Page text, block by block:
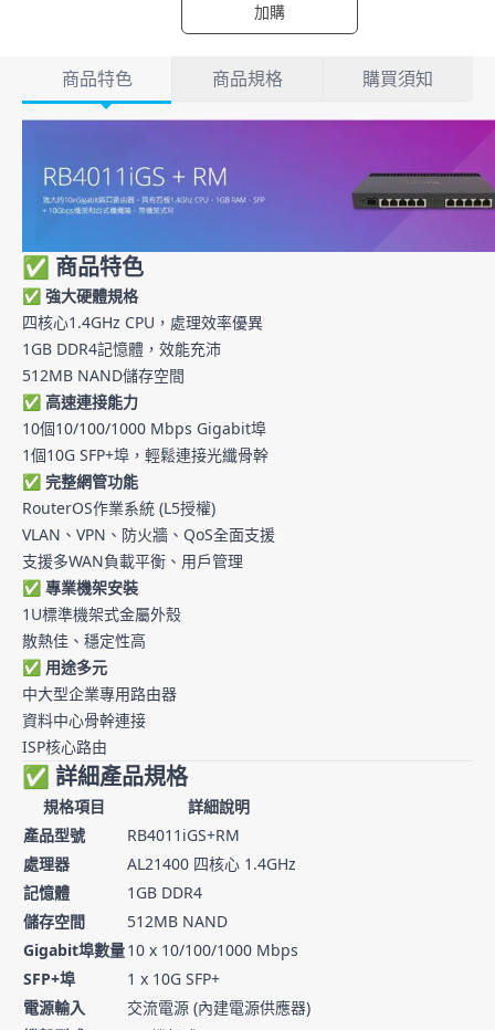
加購
產品詳情商品特色 商品規格 購買須知
✅ 商品特色
✅ 強大硬體規格
四核心1.4GHz CPU，處理效率優異
1GB DDR4記憶體，效能充沛
512MB NAND儲存空間
✅ 高速連接能力
10個10/100/1000 Mbps Gigabit埠
1個10G SFP+埠，輕鬆連接光纖骨幹
✅ 完整網管功能
RouterOS作業系統 (L5授權)
VLAN、VPN、防火牆、QoS全面支援
支援多WAN負載平衡、用戶管理
✅ 專業機架安裝
1U標準機架式金屬外殼
散熱佳、穩定性高
✅ 用途多元
中大型企業專用路由器
資料中心骨幹連接
ISP核心路由
✅ 詳細產品規格
規格項目
詳細說明
產品型號
RB4011iGS+RM
處理器
AL21400 四核心 1.4GHz
記憶體
1GB DDR4
儲存空間
512MB NAND
Gigabit埠數量10 x 10/100/1000 Mbps
SFP+埠
1 x 10G SFP+
電源輸入
交流電源 (內建電源供應器)